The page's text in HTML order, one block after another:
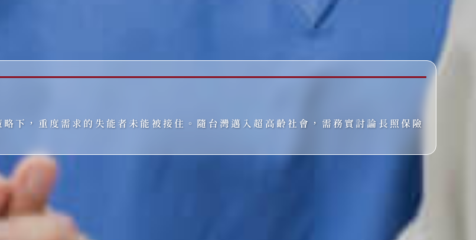
下，重度需求的失能者未能被接住。隨台灣邁入超高齡社會，需務實討論長照保險